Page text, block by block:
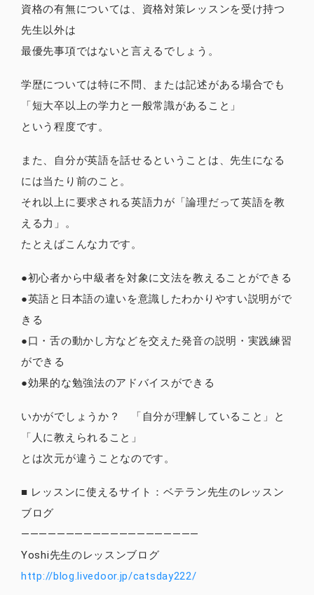
資格の有無については、資格対策レッスンを受け持つ
先生以外は
最優先事項ではないと言えるでしょう。
学歴については特に不問、または記述がある場合でも
「短大卒以上の学力と一般常識があること」
という程度です。
また、自分が英語を話せるということは、先生になる
には当たり前のこと。
それ以上に要求される英語力が「論理だって英語を教
える力」。
たとえばこんな力です。
●初心者から中級者を対象に文法を教えることができる
●英語と日本語の違いを意識したわかりやすい説明がで
きる
●口・舌の動かし方などを交えた発音の説明・実践練習
ができる
●効果的な勉強法のアドバイスができる
いかがでしょうか？ 「自分が理解していること」と
「人に教えられること」
とは次元が違うことなのです。
■ レッスンに使えるサイト：ベテラン先生のレッスン
ブログ
————————————————————
Yoshi先生のレッスンブログ
http://blog.livedoor.jp/catsday222/